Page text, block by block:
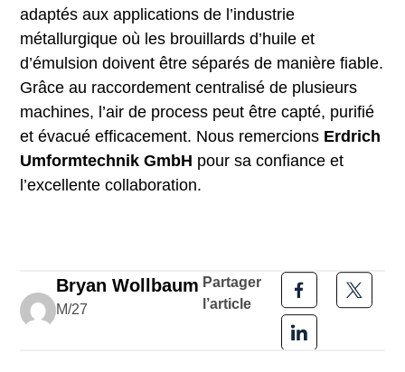
adaptés aux applications de l’industrie
métallurgique où les brouillards d’huile et
d’émulsion doivent être séparés de manière fiable.
Grâce au raccordement centralisé de plusieurs
machines, l’air de process peut être capté, purifié
et évacué efficacement. Nous remercions Erdrich
Umformtechnik GmbH pour sa confiance et
l’excellente collaboration.
Bryan Wollbaum
M/27
Partager
l’article